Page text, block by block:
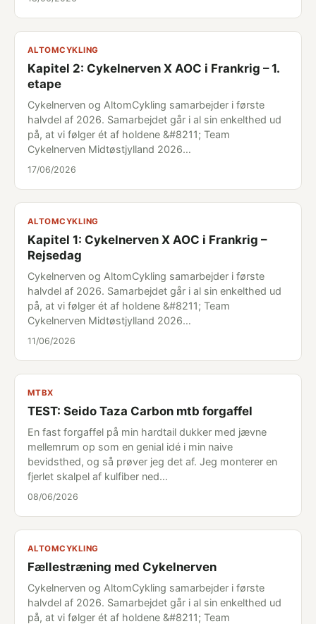
ALTOMCYKLING
Kapitel 2: Cykelnerven X AOC i Frankrig – 1.
etape
Cykelnerven og AltomCykling samarbejder i første
halvdel af 2026. Samarbejdet går i al sin enkelthed ud
på, at vi følger ét af holdene &#8211; Team
Cykelnerven Midtøstjylland 2026…
17/06/2026
ALTOMCYKLING
Kapitel 1: Cykelnerven X AOC i Frankrig –
Rejsedag
Cykelnerven og AltomCykling samarbejder i første
halvdel af 2026. Samarbejdet går i al sin enkelthed ud
på, at vi følger ét af holdene &#8211; Team
Cykelnerven Midtøstjylland 2026…
11/06/2026
MTBX
TEST: Seido Taza Carbon mtb forgaffel
En fast forgaffel på min hardtail dukker med jævne
mellemrum op som en genial idé i min naive
bevidsthed, og så prøver jeg det af. Jeg monterer en
fjerlet skalpel af kulfiber ned…
08/06/2026
ALTOMCYKLING
Fællestræning med Cykelnerven
Cykelnerven og AltomCykling samarbejder i første
halvdel af 2026. Samarbejdet går i al sin enkelthed ud
på, at vi følger ét af holdene &#8211; Team